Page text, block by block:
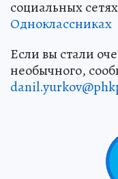
социальных сетях
Одноклассниках
Если вы стали
необычного,